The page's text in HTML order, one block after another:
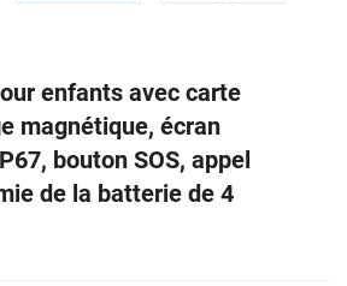
enfants avec carte
magnétique, écran
bouton SOS, appel
de la batterie de 4